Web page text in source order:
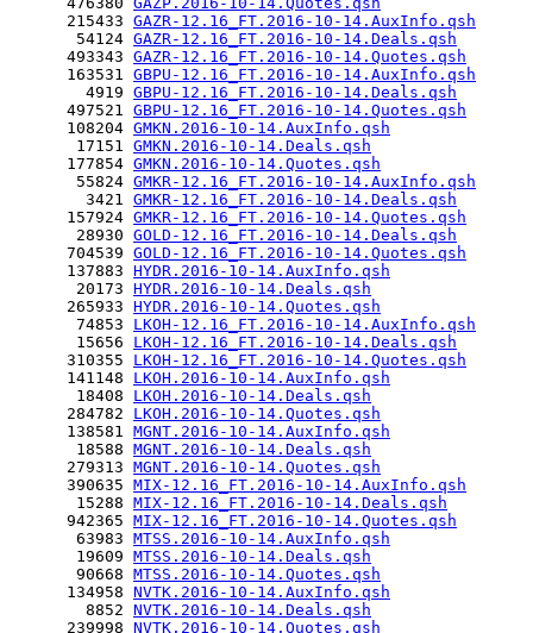
      215433
GAZR-12.16_FT.2016-10-14.AuxInfo.qsh
       54124
GAZR-12.16_FT.2016-10-14.Deals.qsh
      493343
GAZR-12.16_FT.2016-10-14.Quotes.qsh
      163531
GBPU-12.16_FT.2016-10-14.AuxInfo.qsh
        4919
GBPU-12.16_FT.2016-10-14.Deals.qsh
      497521
GBPU-12.16_FT.2016-10-14.Quotes.qsh
      108204
GMKN.2016-10-14.AuxInfo.qsh
       17151
GMKN.2016-10-14.Deals.qsh
      177854
GMKN.2016-10-14.Quotes.qsh
       55824
GMKR-12.16_FT.2016-10-14.AuxInfo.qsh
        3421
GMKR-12.16_FT.2016-10-14.Deals.qsh
      157924
GMKR-12.16_FT.2016-10-14.Quotes.qsh
       28930
GOLD-12.16_FT.2016-10-14.Deals.qsh
      704539
GOLD-12.16_FT.2016-10-14.Quotes.qsh
      137883
HYDR.2016-10-14.AuxInfo.qsh
       20173
HYDR.2016-10-14.Deals.qsh
      265933
HYDR.2016-10-14.Quotes.qsh
       74853
LKOH-12.16_FT.2016-10-14.AuxInfo.qsh
       15656
LKOH-12.16_FT.2016-10-14.Deals.qsh
      310355
LKOH-12.16_FT.2016-10-14.Quotes.qsh
      141148
LKOH.2016-10-14.AuxInfo.qsh
       18408
LKOH.2016-10-14.Deals.qsh
      284782
LKOH.2016-10-14.Quotes.qsh
      138581
MGNT.2016-10-14.AuxInfo.qsh
       18588
MGNT.2016-10-14.Deals.qsh
      279313
MGNT.2016-10-14.Quotes.qsh
      390635
MIX-12.16_FT.2016-10-14.AuxInfo.qsh
       15288
MIX-12.16_FT.2016-10-14.Deals.qsh
      942365
MIX-12.16_FT.2016-10-14.Quotes.qsh
       63983
MTSS.2016-10-14.AuxInfo.qsh
       19609
MTSS.2016-10-14.Deals.qsh
       90668
MTSS.2016-10-14.Quotes.qsh
      134958
NVTK.2016-10-14.AuxInfo.qsh
        8852
NVTK.2016-10-14.Deals.qsh
      239998
NVTK.2016-10-14.Quotes.qsh